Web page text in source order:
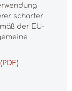
scharfer
der EU-